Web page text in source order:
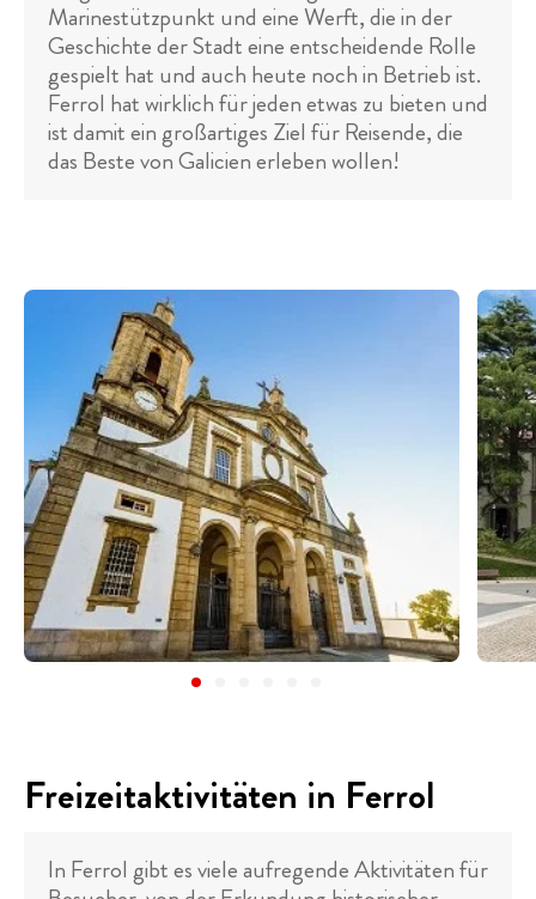
Marinestützpunkt und eine Werft, die in der
Geschichte der Stadt eine entscheidende Rolle
gespielt hat und auch heute noch in Betrieb ist.
Ferrol hat wirklich für jeden etwas zu bieten und
ist damit ein großartiges Ziel für Reisende, die
das Beste von Galicien erleben wollen!
Freizeitaktivitäten in Ferrol
In Ferrol gibt es viele aufregende Aktivitäten für